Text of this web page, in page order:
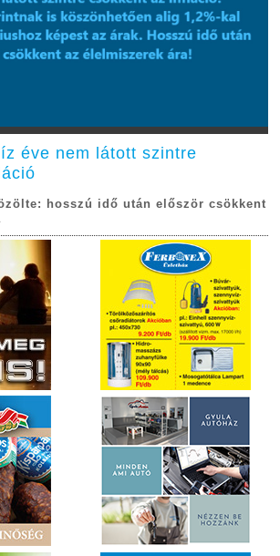
éve nem látott szintre
hosszú idő után először csökkent